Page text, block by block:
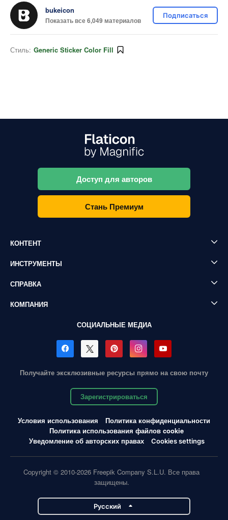
bukeicon
Показать все 6,049 материалов
Подписаться
Стиль: Generic Sticker Color Fill
Доступ для авторов
Стань Премиум
КОНТЕНТ
ИНСТРУМЕНТЫ
СПРАВКА
КОМПАНИЯ
СОЦИАЛЬНЫЕ МЕДИА
Получайте эксклюзивные ресурсы прямо на свою почту
Зарегистрироваться
Условия использования
Политика конфиденциальности
Политика использования файлов cookie
Уведомление об авторских правах
Cookies settings
Copyright © 2010-2026 Freepik Company S.L.U. Все права
защищены.
Pусский